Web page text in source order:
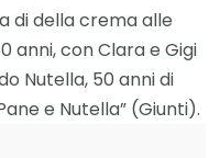
di della crema alle
anni, con Clara e Gigi
Nutella, 50 anni di
e Nutella” (Giunti).